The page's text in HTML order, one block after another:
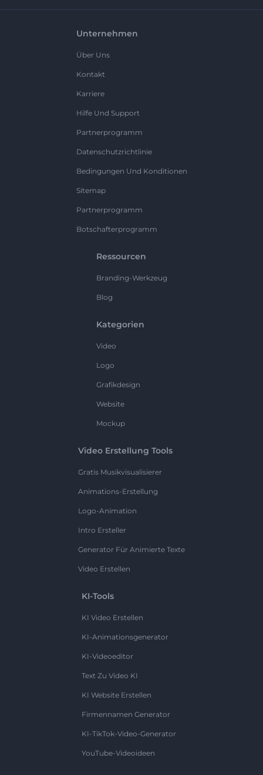
Unternehmen
Über Uns
Kontakt
Karriere
Hilfe Und Support
Partnerprogramm
Datenschutzrichtlinie
Bedingungen Und Konditionen
Sitemap
Partnerprogramm
Botschafterprogramm
Ressourcen
Branding-Werkzeug
Blog
Kategorien
Video
Logo
Grafikdesign
Website
Mockup
Video Erstellung Tools
Gratis Musikvisualisierer
Animations-Erstellung
Logo-Animation
Intro Ersteller
Generator Für Animierte Texte
Video Erstellen
KI-Tools
KI Video Erstellen
KI-Animationsgenerator
KI-Videoeditor
Text Zu Video KI
KI Website Erstellen
Firmennamen Generator
KI-TikTok-Video-Generator
YouTube-Videoideen